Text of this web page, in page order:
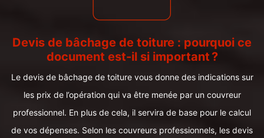
Devis de bâchage de toiture : pourquoi ce
document est-il si important ?
Le devis de bâchage de toiture vous donne des indications sur
les prix de l’opération qui va être menée par un couvreur
professionnel. En plus de cela, il servira de base pour le calcul
de vos dépenses. Selon les couvreurs professionnels, les devis